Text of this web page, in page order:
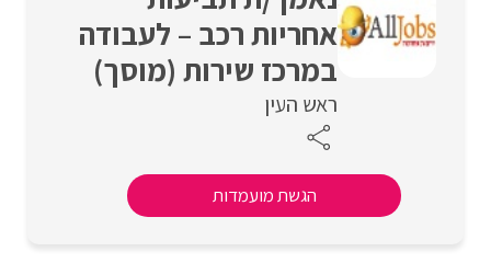
אחריות רכב – לעבודה
במרכז שירות (מוסך)
ראש העין
הגשת מועמדות